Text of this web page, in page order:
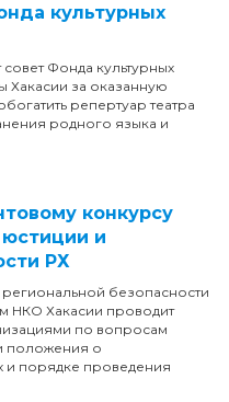
культурных
Фонда культурных
Хакасии за оказанную
репертуар театра
родного языка и
конкурсу
и
РХ
безопасности
НКО Хакасии проводит
по вопросам
положения о
и порядке проведения